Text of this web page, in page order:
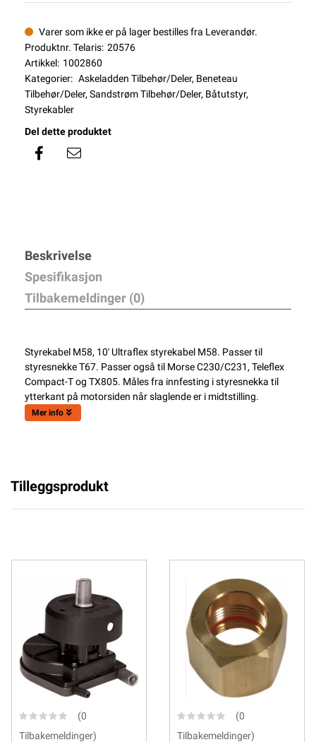
Varer som ikke er på lager bestilles fra Leverandør.
Produktnr. Telaris: 20576
Artikkel: 1002860
Kategorier: Askeladden Tilbehør/Deler, Beneteau
Tilbehør/Deler, Sandstrøm Tilbehør/Deler, Båtutstyr,
Styrekabler
Del dette produktet
Beskrivelse
Spesifikasjon
Tilbakemeldinger (0)
Styrekabel M58, 10' Ultraflex styrekabel M58. Passer til
styresnekke T67. Passer også til Morse C230/C231, Teleflex
Compact-T og TX805. Måles fra innfesting i styresnekka til
ytterkant på motorsiden når slaglende er i midtstilling.
Mer info
Tilleggsprodukt
(0
Tilbakemeldinger)
(0
Tilbakemeldinger)